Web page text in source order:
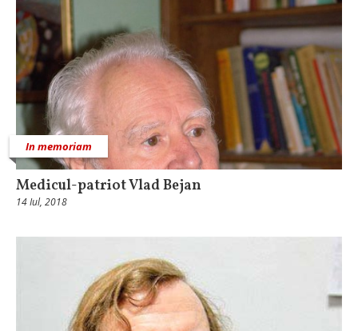
In memoriam
Medicul-patriot Vlad Bejan
14 Iul, 2018